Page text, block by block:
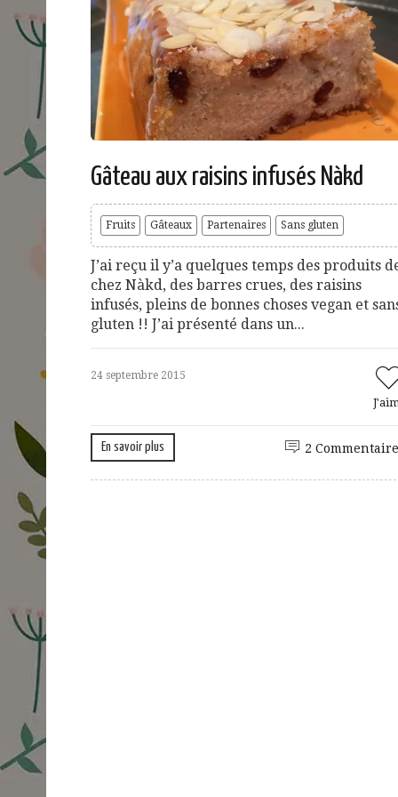
Gâteau aux raisins infusés Nàkd
Fruits Gâteaux Partenaires Sans gluten
J’ai reçu il y’a quelques temps des produits
chez Nàkd, des barres crues, des raisins
infusés, pleins de bonnes choses vegan et
gluten !! J’ai présenté dans un...
24 septembre 2015
En savoir plus 2